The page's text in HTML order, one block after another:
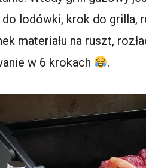
lodówki, krok do grilla,
materiału na ruszt,
w 6 krokach
.